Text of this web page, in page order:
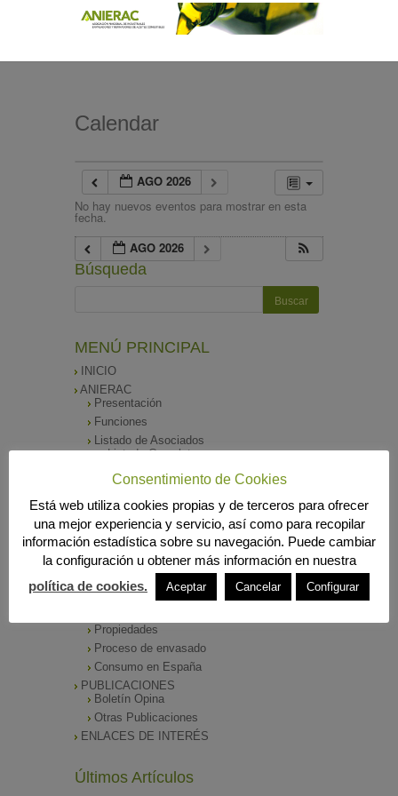
Calendar
AGO 2026
No hay nuevos eventos para mostrar en esta
fecha.
AGO 2026
Búsqueda
MENÚ PRINCIPAL
INICIO
ANIERAC
Presentación
Funciones
Listado de Asociados
Listado Completo
Como asociarse
SALA DE PRENSA
Notas de Prensa
Archivos Corporativos
GALERÍA DE IMÁGENES
CONTACTO
ENVASADO DE ACEITE
Propiedades
Proceso de envasado
Consumo en España
PUBLICACIONES
Boletín Opina
Otras Publicaciones
ENLACES DE INTERÉS
Últimos Artículos
Consentimiento de Cookies
Está web utiliza cookies propias y de terceros para ofrecer
una mejor experiencia y servicio, así como para recopilar
información estadística sobre su navegación. Puede cambiar
la configuración u obtener más información en nuestra
política de cookies.
Aceptar Cancelar Configurar